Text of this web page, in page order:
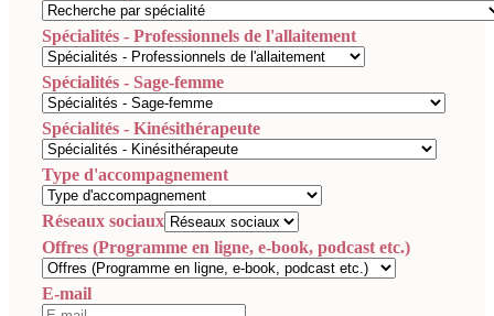
Spécialités - Professionnels de l'allaitement
Spécialités - Sage-femme
Spécialités - Kinésithérapeute
Type d'accompagnement
Réseaux sociaux
Offres (Programme en ligne, e-book, podcast etc.)
E-mail